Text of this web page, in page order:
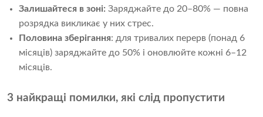
Залишайтеся в зоні: Заряджайте до 20–80% — повна
розрядка викликає у них стрес.
Половина зберігання: для тривалих перерв (понад 6
місяців) заряджайте до 50% і оновлюйте кожні 6–12
місяців.
3 найкращі помилки, які слід пропустити